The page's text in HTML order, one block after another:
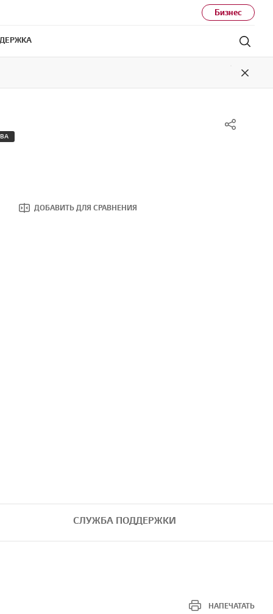
Бизнес
Close
ДОБАВИТЬ ДЛЯ СРАВНЕНИЯ
СЛУЖБА ПОДДЕРЖКИ
НАПЕЧАТАТЬ